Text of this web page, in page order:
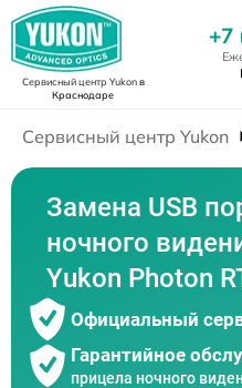
Сервисный центр Yukonв
Краснодаре
+7
Сервисный центр Yukon
Замена USB
ночного
Yukon Photon
Официальный
Гарантийное
прицела ночного